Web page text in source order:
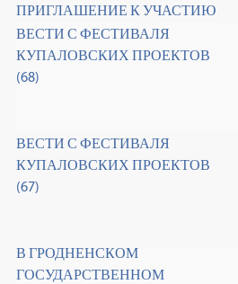
ПРИГЛАШЕНИЕ К УЧАСТИЮ
ВЕСТИ С ФЕСТИВАЛЯ
КУПАЛОВСКИХ ПРОЕКТОВ
(68)
ВЕСТИ С ФЕСТИВАЛЯ
КУПАЛОВСКИХ ПРОЕКТОВ
(67)
В ГРОДНЕНСКОМ
ГОСУДАРСТВЕННОМ